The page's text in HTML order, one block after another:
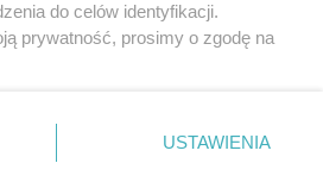
Muzyka i kultura
Archiwum wydarzeń
Zdjęcia miasta
do celów identyfikacji.
prywatność, prosimy o zgodę na
dolnym rogu strony
. Niektóre
USTAWIENIA